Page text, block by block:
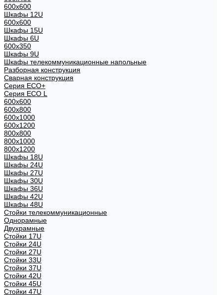
600x600
Шкафы 12U
600x600
Шкафы 15U
Шкафы 6U
600x350
Шкафы 9U
Шкафы телекоммуникационные напольные
Разборная конструкция
Сварная конструкция
Серия ECO+
Серия ECO L
600x600
600x800
600х1000
600х1200
800x800
800х1000
800х1200
Шкафы 18U
Шкафы 24U
Шкафы 27U
Шкафы 30U
Шкафы 36U
Шкафы 42U
Шкафы 48U
Стойки телекоммуникационные
Однорамные
Двухрамные
Стойки 17U
Стойки 24U
Стойки 27U
Стойки 33U
Стойки 37U
Стойки 42U
Стойки 45U
Стойки 47U